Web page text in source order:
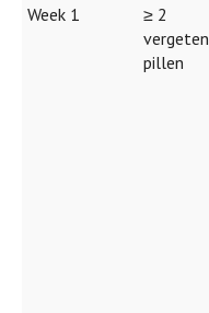
Week 1
≥ 2
vergeten
pillen